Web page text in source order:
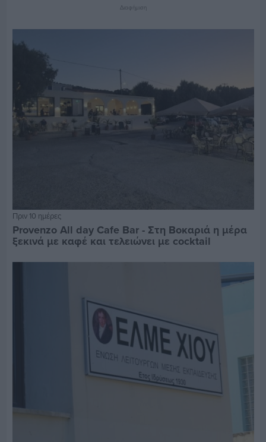
Διαφήμιση
Πριν 10 ημέρες
Provenzo All day Cafe Bar - Στη Βοκαριά η μέρα
ξεκινά με καφέ και τελειώνει με cocktail